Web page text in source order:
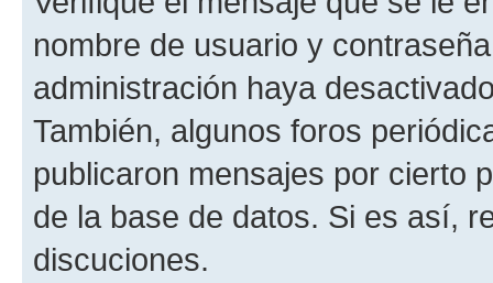
nombre de usuario y
administración haya
También, algunos foros
publicaron mensajes por cierto
de la base de datos. Si es así,
discuciones.